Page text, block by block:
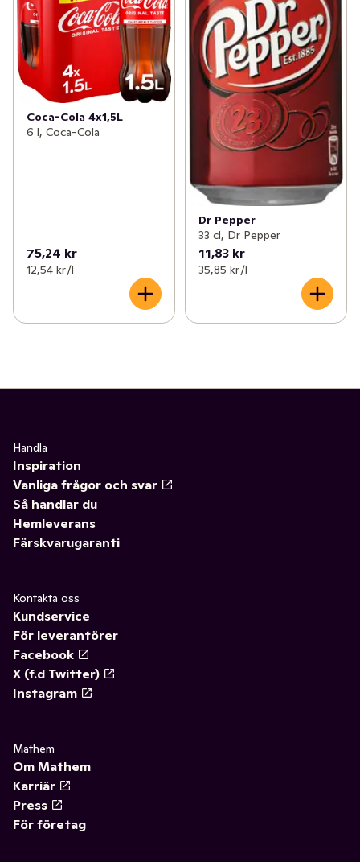
Coca-Cola 4x1,5L
6 l, Coca-Cola
75,24 kr
12,54 kr /l
Dr Pepper
33 cl, Dr Pepper
11,83 kr
35,85 kr /l
Handla
Inspiration
Vanliga frågor och svar
Så handlar du
Hemleverans
Färskvarugaranti
Kontakta oss
Kundservice
För leverantörer
Facebook
X (f.d Twitter)
Instagram
Mathem
Om Mathem
Karriär
Press
För företag